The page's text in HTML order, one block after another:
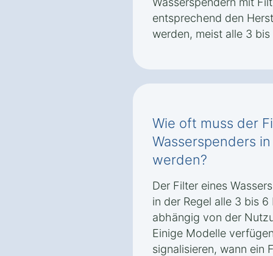
entsprechend den
werden, meist alle 3
Wie oft muss der
Wasserspenders
werden?
Der Filter eines
in der Regel alle 3 bis
abhängig von der
Einige Modelle
signalisieren, wann ein